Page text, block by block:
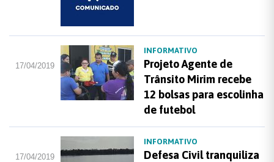
17/04/2019
INFORMATIVO
Projeto Agente de
Trânsito Mirim recebe
12 bolsas para escolinha
de futebol
17/04/2019
INFORMATIVO
Defesa Civil tranquiliza